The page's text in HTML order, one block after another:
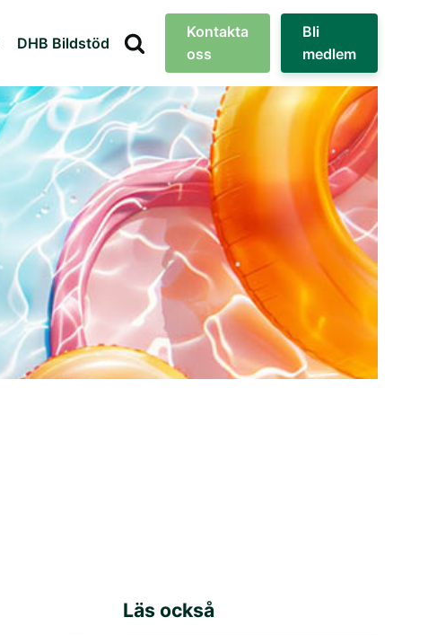
DHB Bildstöd
Kontakta
oss
Bli
medlem
Läs också